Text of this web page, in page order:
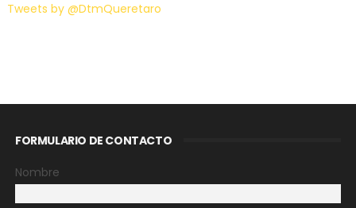
Tweets by @DtmQueretaro
FORMULARIO DE CONTACTO
Nombre